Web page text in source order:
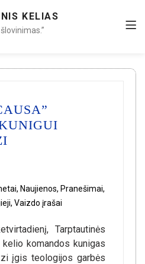
KELIAS
, Naujienos, Pranešimai,
, Vaizdo įrašai
Tarptautinės
kelio komandos kunigas
įgis teologijos garbės